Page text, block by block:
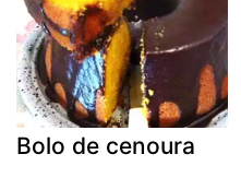
Bolo de cenoura